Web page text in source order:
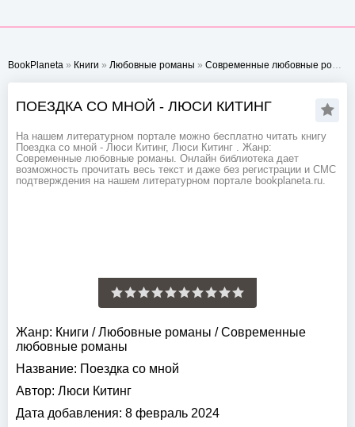
BookPlaneta » Книги » Любовные романы » Современные любовные романы
ПОЕЗДКА СО МНОЙ - ЛЮСИ КИТИНГ
На нашем литературном портале можно бесплатно читать книгу
Поездка со мной - Люси Китинг, Люси Китинг . Жанр:
Современные любовные романы. Онлайн библиотека дает
возможность прочитать весь текст и даже без регистрации и СМС
подтверждения на нашем литературном портале bookplaneta.ru.
Жанр: Книги /Любовные романы /Современные
любовные романы
Название: Поездка со мной
Автор: Люси Китинг
Дата добавления: 8 февраль 2024